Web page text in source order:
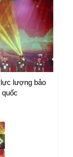
lực lượng bảo